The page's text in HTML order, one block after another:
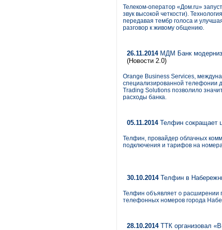
Телеком-оператор «Дом.ru»
звук высокой четкости).
передавая тембр голоса и
разговор к живому общению.
26.11.2014МДМ Банк
(Новости 2.0)
Orange Business Services,
специализированной телефонии
Trading Solutions позволило
расходы банка.
05.11.2014Телфин сокращает
Телфин, провайдер облачных
подключения и тарифов на
30.10.2014Телфин в
Телфин объявляет о расширении
телефонных номеров города
28.10.2014ТТК организовал